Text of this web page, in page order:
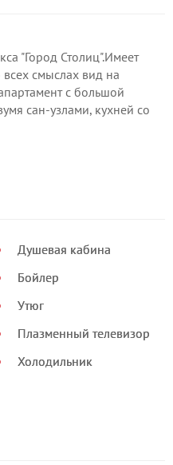
"Город Столиц".Имеет
смыслах вид на
с большой
сан-узлами, кухней со
техникой мебелью и
Душевая кабина
Бойлер
Утюг
Плазменный телевизор
Холодильник